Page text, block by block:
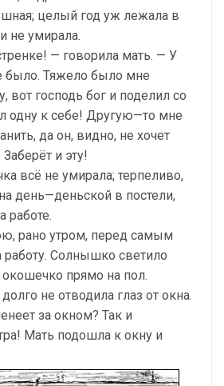
целый год уж лежала в
не умирала.
— говорила мать. — У
было. Тяжело было мне
вот господь бог и поделил со
одну к себе! Другую—то мне
да он, видно, не хочет
Заберёт и эту!
всё не умирала; терпеливо,
день—деньской в постели,
работе.
рано утром, перед самым
работу. Солнышко светило
прямо на пол.
не отводила глаз от окна.
за окном? Так и
Мать подошла к окну и